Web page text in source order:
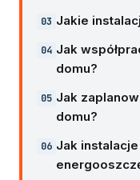
Jakie
Jak
domu?
Jak
domu?
Jak instalacje